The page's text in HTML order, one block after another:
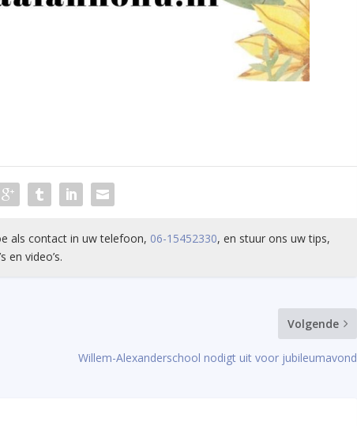
als contact in uw telefoon, 06-15452330, en stuur ons uw tips,
en video’s.
Volgende
Willem-Alexanderschool nodigt uit voor jubileumavond